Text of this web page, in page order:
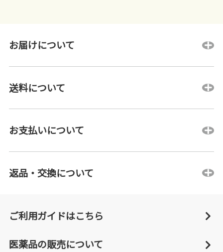
お届けについて
送料について
お支払いについて
返品・交換について
ご利用ガイドはこちら
医薬品の販売について